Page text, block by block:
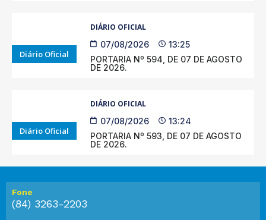
Diário Oficial
DIÁRIO OFICIAL
07/08/2026
13:25
PORTARIA Nº 594, DE 07 DE AGOSTO
DE 2026.
Diário Oficial
DIÁRIO OFICIAL
07/08/2026
13:24
PORTARIA Nº 593, DE 07 DE AGOSTO
DE 2026.
Fone
(84) 3263-2203